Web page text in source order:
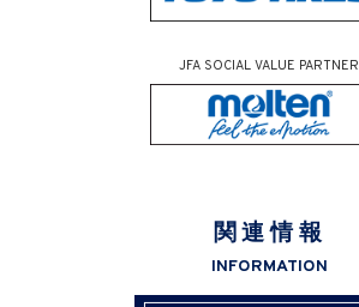
JFA SOCIAL VALUE PARTNER
関連情報
INFORMATION